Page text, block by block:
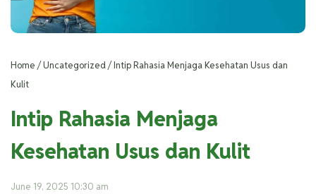
Home /Uncategorized/Intip Rahasia Menjaga Kesehatan Usus dan
Kulit
Intip Rahasia Menjaga
Kesehatan Usus dan Kulit
June 19, 2025 10:30 am